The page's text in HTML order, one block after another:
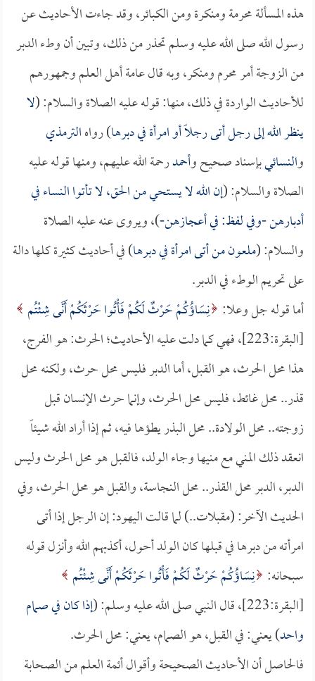
هذه المسألة محرمة ومنكرة ومن الكبائر، وقد جاءت الأحاديث عن
رسول الله صلى الله عليه وسلم تحذر من ذلك، وتبين أن وطء الدبر
من الزوجة أمر محرم ومنكر، وبه قال عامة أهل العلم وجمهورهم
للأحاديث الواردة في ذلك، منها: قوله عليه الصلاة والسلام: (لا
ينظر الله إلى رجل أتى رجلاً أو امرأة في دبرها) رواهالترمذي
والنسائيبإسناد صحيح وأحمدرحمة الله عليهم، ومنها قوله عليه
الصلاة والسلام: (إن الله لا يستحي من الحق، لا تأتوا النساء في
أدبارهن -وفي لفظ: في أعجازهن-)، ويروى عنه عليه الصلاة
والسلام: (ملعون من أتى امرأة في دبرها) في أحاديث كثيرة كلها دالة
على تحريم الوطء في الدبر.
أما قوله جل وعلا: نِسَاؤُكُمْ حَرْثٌ لَكُمْ فَأْتُوا حَرْثَكُمْ أَنَّى شِئْتُم
[البقرة:223]، فهي كما دلت عليه الأحاديث؛ الحرث: هو الفرج،
هذا محل الحرث، هو القبل، أما الدبر فليس محل حرث، ولكنه محل
قذر.. محل غائط، فليس محل الحرث، وإنما حرث الإنسان قبل
زوجته.. محل الولادة.. محل البذر يطؤها فيه، ثم إذا أراد الله شيئاً
انعقد ذلك المني مع منيها وجاء الولد، فالقبل هو محل الحرث وليس
الدبر، الدبر محل القذر.. محل النجاسة، والقبل هو محل الحرث، وفي
الحديث الآخر: (مقبلات..) لما قالت اليهود: إن الرجل إذا أتى
امرأته من دبرها في قبلها كان الولد أحول، أكذبهم الله وأنزل قوله
سبحانه: نِسَاؤُكُمْ حَرْثٌ لَكُمْ فَأْتُوا حَرْثَكُمْ أَنَّى شِئْتُم
[البقرة:223]، قال النبي صلى الله عليه وسلم: (
إذا كان في صمام
واحد) يعني: في القبل، هو الصمام، يعني: محل الحرث.
فالحاصل أن الأحاديث الصحيحة وأقوال أئمة العلم من الصحابة